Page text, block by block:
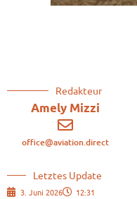
Redakteur
Amely Mizzi
office@aviation.direct
Letztes Update
3. Juni 2026 12:31